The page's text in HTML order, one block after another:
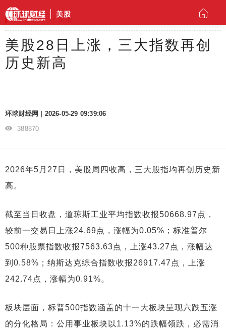
美股
环球财经 美股
美股28日上涨，三大指数再创
历史新高
环球财经网 | 2026-05-29 09:39:06
388870
2026年5月27日，美股周四收高，三大股指均再创历史新
高。
截至当日收盘，道琼斯工业平均指数收报50668.97点，
较前一交易日上涨24.69点，涨幅为0.05%；标准普尔
500种股票指数收报7563.63点，上涨43.27点，涨幅达
到0.58%；纳斯达克综合指数收报26917.47点，上涨
242.74点，涨幅为0.91%。
板块层面，标普500指数涵盖的十一大板块呈现六跌五涨
的分化格局：公用事业板块以1.13%的跌幅领跌，必需消